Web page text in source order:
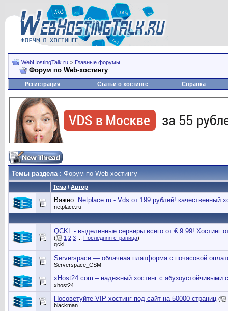
WebHostingTalk.ru > Главные форумы
Форум по Web-хостингу
Регистрация Статьи о хостинге Справка
Темы раздела: Форум по Web-хостингу
Тема / Автор
Важно: Netplace.ru - Vds от 199 рублей! качественный
netplace.ru
QCKL - выделенные серверы всего от € 9.99! Хостинг
( 1 2 3 Последняя страница)
qckl
Serverspace — облачная платформа с почасовой
Serverspace_CSM
xHost24.com – надежный хостинг с абузоустойчивыми
xhost24
Посоветуйте VIP хостинг под сайт на 50000 страниц (
blackman